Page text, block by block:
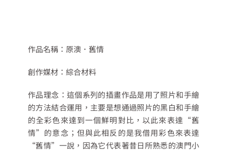
作品名稱：原澳．舊情
創作媒材：綜合材料
作品理念：這個系列的插畫作品是用了照片和手繪
的方法結合運用，主要是想通過照片的黑白和手繪
的全彩色來達到一個鮮明對比，以此來表達“舊
情”的意念；但與此相反的是我借用彩色來表達
“舊情”一說，因為它代表著昔日所熟悉的澳門小